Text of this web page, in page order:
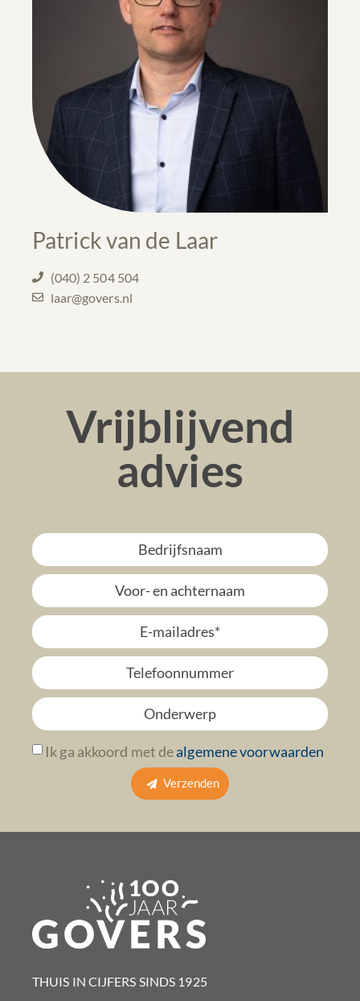
Patrick van de Laar
(040) 2 504 504
laar@govers.nl
Vrijblijvend
advies
Ik ga akkoord met dealgemene voorwaarden
Verzenden
THUIS IN CIJFERS SINDS 1925​